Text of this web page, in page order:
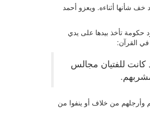
خف شأنها أثناءه. ويعزو أحمد
حكومة تأخذ بيدها على يدي
القرآن:
كانت للفتيان مجالس
وأرجلهم من خلاف أو ينفوا من